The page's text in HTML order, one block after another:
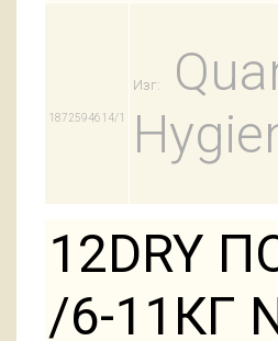
1872594614/1
Изг:
12DRY
/6-11КГ